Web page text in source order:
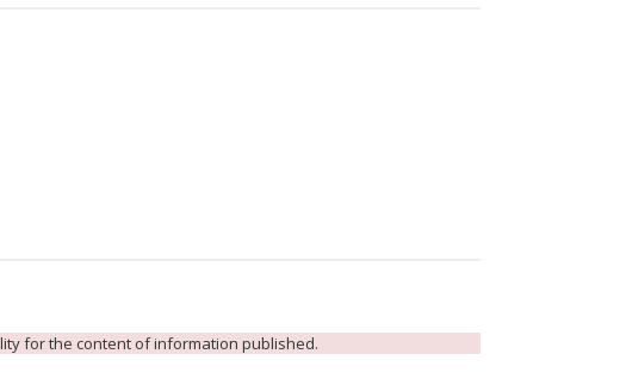
for the content of information published.